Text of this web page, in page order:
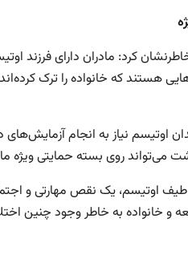
کرد: مادران دارای فرزند
هستند که خانواده را ترک
اوتیسم نیاز به انجام
می‌تواند روی بسته حمایتی ویژه
طیف اوتیسم، یک نقص مهارتی و
و خانواده به خاطر وجود چنین